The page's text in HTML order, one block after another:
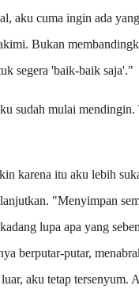
aku cuma ingin ada
Bukan
segera 'baik-baik saja'."
sudah mulai mendingin.
karena itu aku lebih
"Menyimpan
lupa apa yang
berputar-putar,
aku tetap tersenyum.